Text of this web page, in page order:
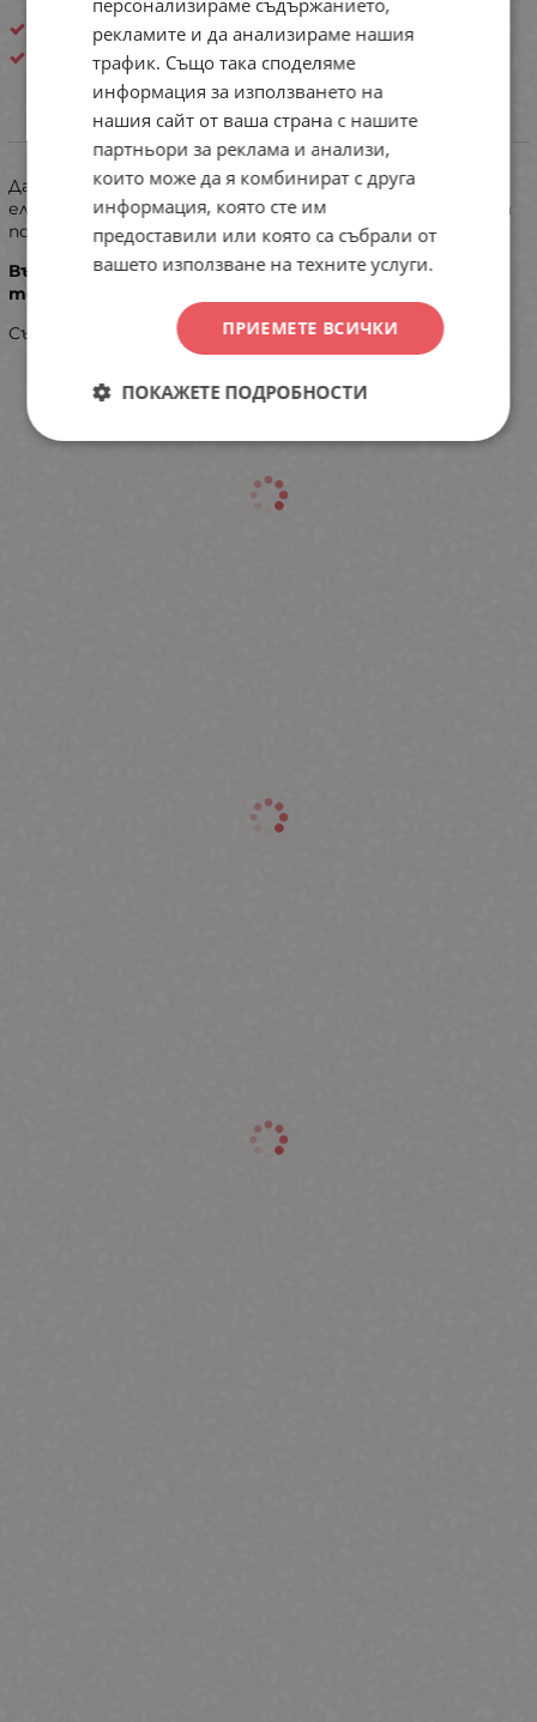
Дамски бикини
ИНФОРМАЦИЯ
Дамска бразилиана с висока талия, изработена от
еластична памучна материя. Добавена е и дантела за
повече нежност и красота.
Възможно е дизайна на дантелата да е различен от
този на снимката!
Състав: 95% памук и 5% еластан.
персонализираме съдържанието,
рекламите и да анализираме нашия
трафик. Също така споделяме
информация за използването на
нашия сайт от ваша страна с нашите
партньори за реклама и анализи,
които може да я комбинират с друга
информация, която сте им
предоставили или която са събрали от
вашето използване на техните услуги.
ПРИЕМЕТЕ ВСИЧКИ
ПОКАЖЕТЕ ПОДРОБНОСТИ